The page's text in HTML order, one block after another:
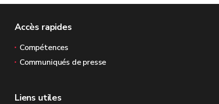
Accès rapides
Compétences
Communiqués de presse
Liens utiles